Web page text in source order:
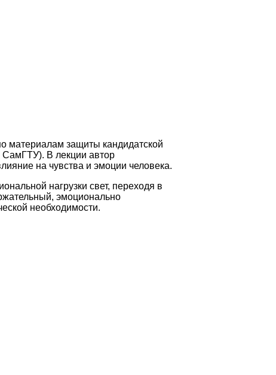
защиты кандидатской
СамГТУ). В лекции автор
на чувства и эмоции человека.
нагрузки свет, переходя в
эмоционально
необходимости.